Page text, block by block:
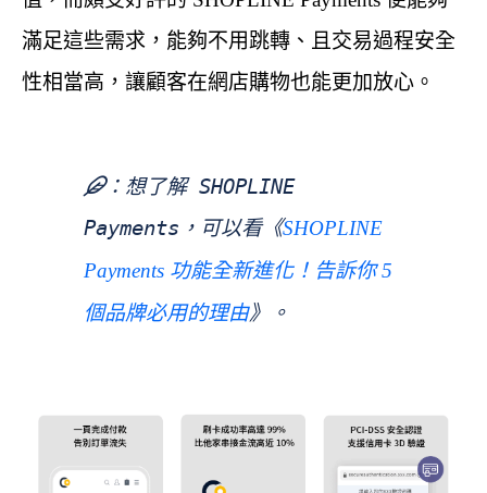
滿足這些需求，能夠不用跳轉、且交易過程安全
性相當高，讓顧客在網店購物也能更加放心。
想了解 SHOPLINE
Payments，可以看《SHOPLINE
Payments 功能全新進化！告訴你 5
個品牌必用的理由》。